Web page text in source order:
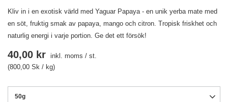
Kliv in i en exotisk värld med Yaguar Papaya - en unik yerba mate med
en söt, fruktig smak av papaya, mango och citron. Tropisk friskhet och
naturlig energi i varje portion. Ge det ett försök!
50g
40,00 kr inkl. moms / st.
(800,00 Sk / kg)